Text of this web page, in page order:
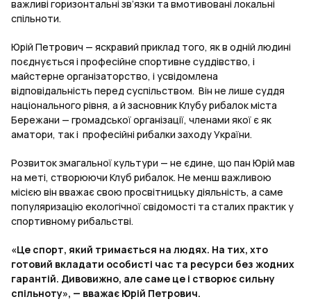
важливі горизонтальні зв’язки та вмотивовані локальні
спільноти.
Юрій Петрович — яскравий приклад того, як в одній людині
поєднується і професійне спортивне суддівство, і
майстерне організаторство, і усвідомлена
відповідальність перед суспільством. Він не лише суддя
національного рівня, а й засновник Клубу рибалок міста
Бережани — громадської організації, членами якої є як
аматори, так і професійні рибалки заходу України.
Розвиток змагальної культури — не єдине, що пан Юрій мав
на меті, створюючи Клуб рибалок. Не менш важливою
місією він вважає свою просвітницьку діяльність, а саме
популяризацію екологічної свідомості та сталих практик у
спортивному рибальстві.
«Це спорт, який тримається на людях. На тих, хто
готовий вкладати особисті час та ресурси без жодних
гарантій. Дивовижно, але саме це і створює сильну
спільноту», — вважає Юрій Петрович.